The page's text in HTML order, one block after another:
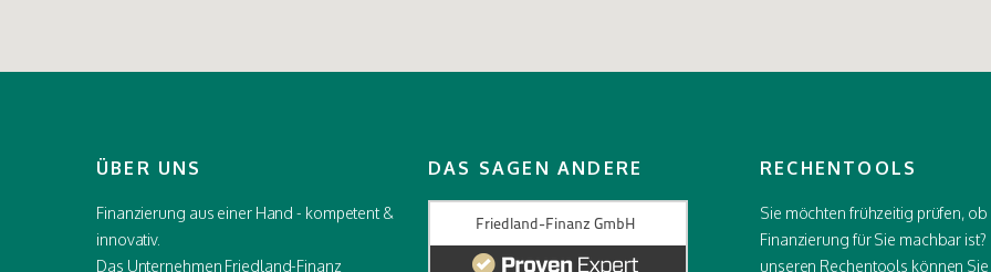
ÜBER UNS
Finanzierung aus einer Hand - kompetent &
innovativ.
Das Unternehmen Friedland-Finanz
DAS SAGEN ANDERE RECHENTOOLS
Sie möchten frühzeitig prüfen, ob
Finanzierung für Sie machbar ist?
unseren Rechentools können Sie